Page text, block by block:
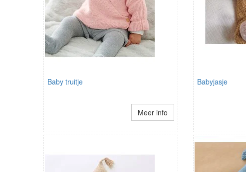
Baby truitje
Meer info
Babyjasje